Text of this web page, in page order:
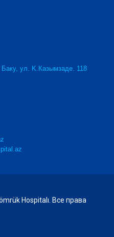
ул. K.Казымзаде. 118
Hospitalı. Все права